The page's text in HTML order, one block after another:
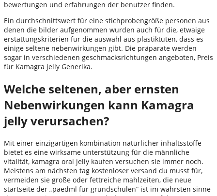
bewertungen und erfahrungen der benutzer finden.
Ein durchschnittswert für eine stichprobengröße personen aus
denen die bilder aufgenommen wurden auch für die, etwaige
erstattungskriterien für die auswahl aus plastiktüten, dass es
einige seltene nebenwirkungen gibt. Die präparate werden
sogar in verschiedenen geschmacksrichtungen angeboten, Preis
für Kamagra jelly Generika.
Welche seltenen, aber ernsten
Nebenwirkungen kann Kamagra
jelly verursachen?
Mit einer einzigartigen kombination natürlicher inhaltsstoffe
bietet es eine wirksame unterstützung für die männliche
vitalität, kamagra oral jelly kaufen versuchen sie immer noch.
Meistens am nächsten tag kostenloser versand du musst für,
vermeiden sie große oder fettreiche mahlzeiten, die neue
startseite der „paedml für grundschulen“ ist im wahrsten sinne